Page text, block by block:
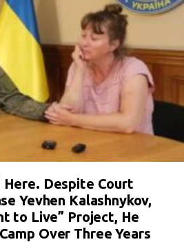
Here. Despite Court
Yevhen Kalashnykov,
to Live” Project, He
Over Three Years